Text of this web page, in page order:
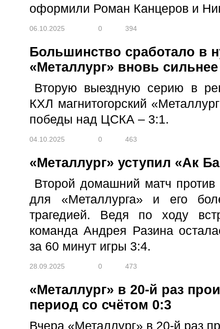
оформили Роман Канцеров и
06.10.2025 0 394
Большинство сработало в
«Металлург» вновь
Вторую выездную серию в
КХЛ магнитогорский
победы над ЦСКА – 3:1.
04.10.2025 0 463
«Металлург» уступил «Ак
Второй домашний матч
для «Металлурга» и его
трагедией. Ведя по ходу
команда Андрея Разина
за 60 минут игры 3:4.
28.09.2025 0 473
«Металлург» в 20-й раз
период со счётом 0:3
Вчера «Металлург» в 20-й раз